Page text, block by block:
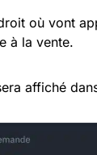
où vont
à la vente.
affiché